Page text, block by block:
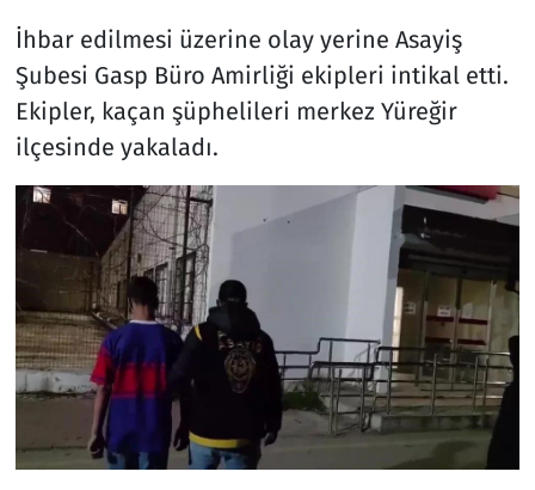
İhbar edilmesi üzerine olay yerine Asayiş
Şubesi Gasp Büro Amirliği ekipleri intikal etti.
Ekipler, kaçan şüphelileri merkez Yüreğir
ilçesinde yakaladı.